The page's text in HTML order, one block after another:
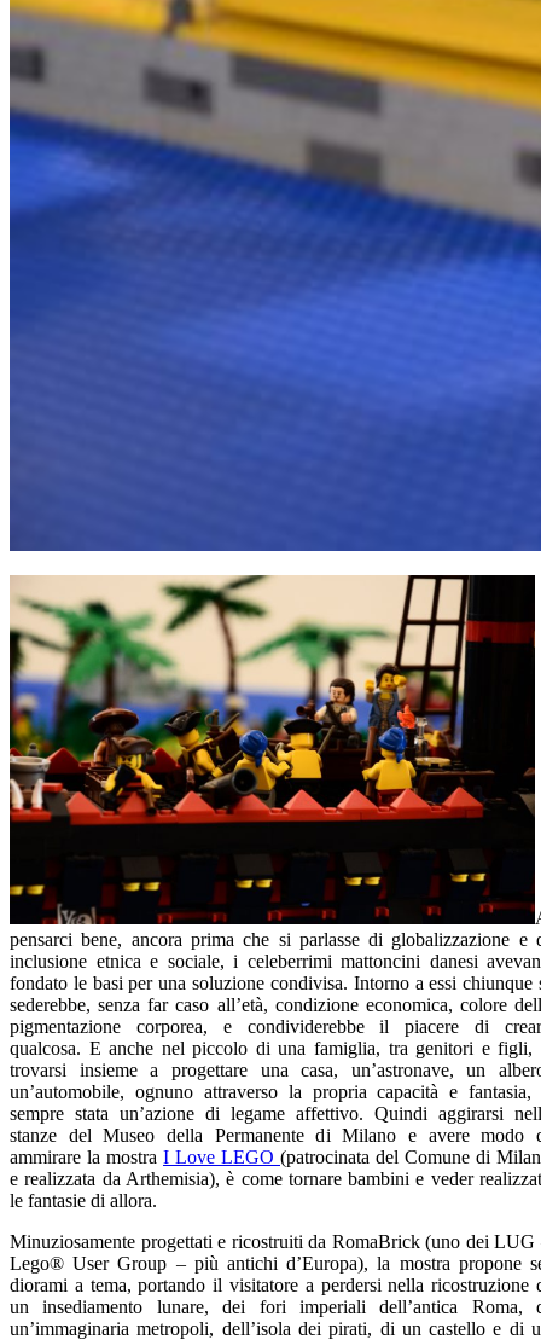
pensarci bene, ancora prima che si parlasse di globalizzazione e
inclusione etnica e sociale, i celeberrimi mattoncini danesi
fondato le basi per una soluzione condivisa. Intorno a essi chiunque
sederebbe, senza far caso all’età, condizione economica, colore
pigmentazione corporea, e condividerebbe il piacere di
qualcosa. E anche nel piccolo di una famiglia, tra genitori e figli,
trovarsi insieme a progettare una casa, un’astronave, un
un’automobile, ognuno attraverso la propria capacità e fantasia,
sempre stata un’azione di legame affettivo. Quindi aggirarsi
stanze del Museo della Permanente di Milano e avere modo
ammirare la mostra I Love LEGO (patrocinata del Comune di
e realizzata da Arthemisia), è come tornare bambini e veder
le fantasie di allora.
Minuziosamente progettati e ricostruiti da RomaBrick (uno dei LUG
Lego® User Group – più antichi d’Europa), la mostra propone
diorami a tema, portando il visitatore a perdersi nella ricostruzione
un insediamento lunare, dei fori imperiali dell’antica Roma,
un’immaginaria metropoli, dell’isola dei pirati, di un castello e di